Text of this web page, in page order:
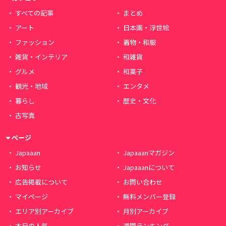
すべての記事
まとめ
アート
日本画・浮世絵
ファッション
着物・和服
雑貨・インテリア
和雑貨
グルメ
和菓子
観光・地域
エンタメ
暮らし
歴史・文化
古写真
ページ
Japaaan
Japaaanマガジン
お知らせ
Japaaanについて
広告掲載について
お問い合わせ
マイページ
無料メンバー登録
エリア別アーカイブ
月別アーカイブ